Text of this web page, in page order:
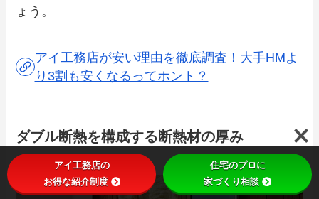
ょう。
アイ工務店が安い理由を徹底調査！大手HMよ
り3割も安くなるってホント？
ダブル断熱を構成する断熱材の厚み
アイ工務店の
お得な紹介制度
住宅のプロに
家づくり相談